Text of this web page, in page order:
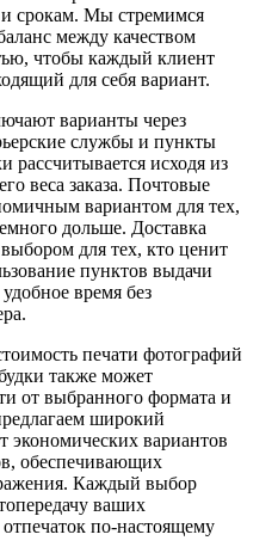
срокам. Мы стремимся
между качеством
чтобы каждый клиент
для себя вариант.
варианты через
службы и пункты
рассчитывается исходя из
веса заказа. Почтовые
вариантом для тех,
дольше. Доставка
для тех, кто ценит
пунктов выдачи
время без
печати фотографий
также может
от выбранного формата и
широкий
экономических вариантов
обеспечивающих
Каждый выбор
ваших
по-настоящему